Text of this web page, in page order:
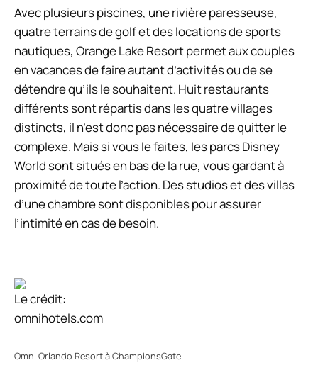
Avec plusieurs piscines, une rivière paresseuse,
quatre terrains de golf et des locations de sports
nautiques, Orange Lake Resort permet aux couples
en vacances de faire autant d’activités ou de se
détendre qu’ils le souhaitent. Huit restaurants
différents sont répartis dans les quatre villages
distincts, il n’est donc pas nécessaire de quitter le
complexe. Mais si vous le faites, les parcs Disney
World sont situés en bas de la rue, vous gardant à
proximité de toute l’action. Des studios et des villas
d’une chambre sont disponibles pour assurer
l’intimité en cas de besoin.
Le crédit:
omnihotels.com
Omni Orlando Resort à ChampionsGate